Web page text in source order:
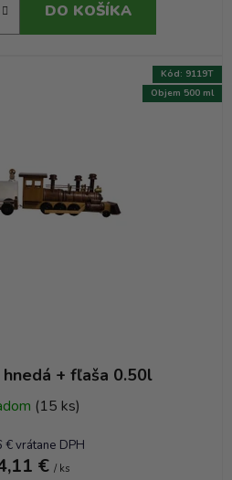
DO KOŠÍKA
+ fľaša 0.50l
(15 ks)
€ vrátane DPH
€ / ks
Objem 500 ml
Kód: 9119T